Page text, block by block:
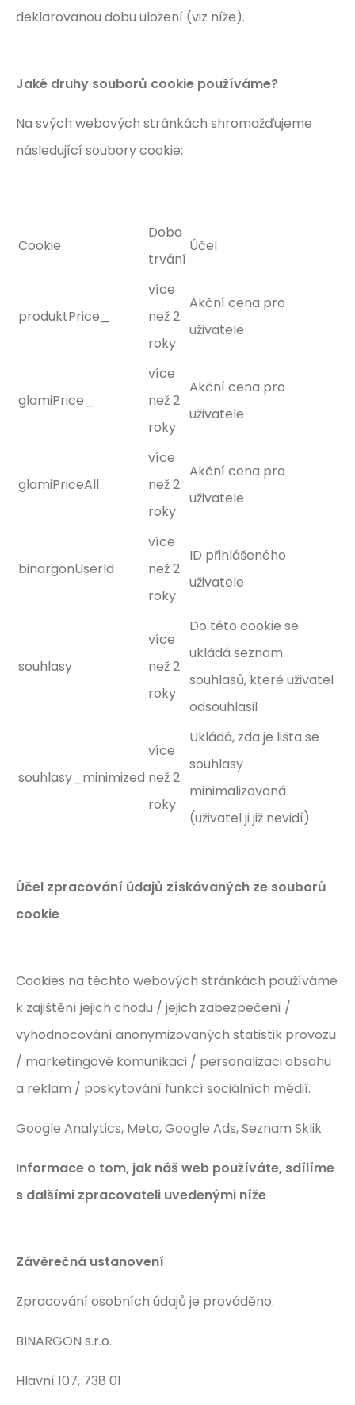
deklarovanou dobu uložení (viz níže).
Jaké druhy souborů cookie používáme?
Na svých webových stránkách shromažďujeme
následující soubory cookie:
Cookie
Doba
trvání
Účel
produktPrice_
více
než 2
roky
Akční cena pro
uživatele
glamiPrice_
více
než 2
roky
Akční cena pro
uživatele
glamiPriceAll
více
než 2
roky
Akční cena pro
uživatele
binargonUserId
více
než 2
roky
ID přihlášeného
uživatele
souhlasy
více
než 2
roky
Do této cookie se
ukládá seznam
souhlasů, které uživatel
odsouhlasil
souhlasy_minimized
více
než 2
roky
Ukládá, zda je lišta se
souhlasy
minimalizovaná
(uživatel ji již nevidí)
Účel zpracování údajů získávaných ze souborů
cookie
Cookies na těchto webových stránkách používáme
k zajištění jejich chodu / jejich zabezpečení /
vyhodnocování anonymizovaných statistik provozu
/ marketingové komunikaci / personalizaci obsahu
a reklam / poskytování funkcí sociálních médií.
Google Analytics, Meta, Google Ads, Seznam Sklik
Informace o tom, jak náš web používáte, sdílíme
s dalšími zpracovateli uvedenými níže
Závěrečná ustanovení
Zpracování osobních údajů je prováděno:
BINARGON s.r.o.
Hlavní 107, 738 01